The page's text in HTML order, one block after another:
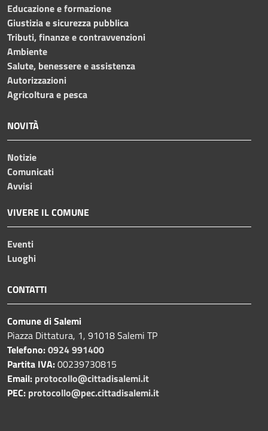
Educazione e formazione
Giustizia e sicurezza pubblica
Tributi, finanze e contravvenzioni
Ambiente
Salute, benessere e assistenza
Autorizzazioni
Agricoltura e pesca
NOVITÀ
Notizie
Comunicati
Avvisi
VIVERE IL COMUNE
Eventi
Luoghi
CONTATTI
Comune di Salemi
Piazza Dittatura, 1, 91018 Salemi TP
Telefono:0924 991400
Partita IVA:00239730815
Email: protocollo@cittadisalemi.it
PEC: protocollo@pec.cittadisalemi.it